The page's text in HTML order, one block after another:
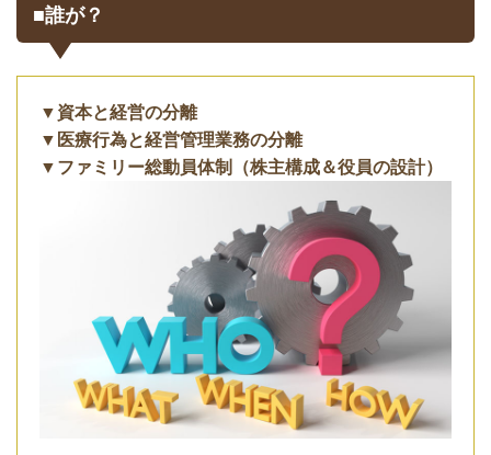
■誰が？
▼資本と経営の分離
▼医療行為と経営管理業務の分離
▼ファミリー総動員体制（株主構成＆役員の設計）